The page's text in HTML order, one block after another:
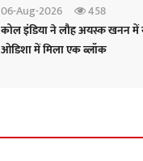
06-Aug-2026
458
कोल इंडिया ने लौह अयस्क खनन
ओडिशा में मिला एक ब्लॉक